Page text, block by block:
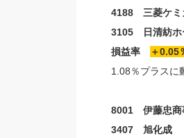
4188 三菱ケミ
3105 日清紡ホ
損益率
＋0.05
1.08％プラスに
8001 伊藤忠商
3407 旭化成